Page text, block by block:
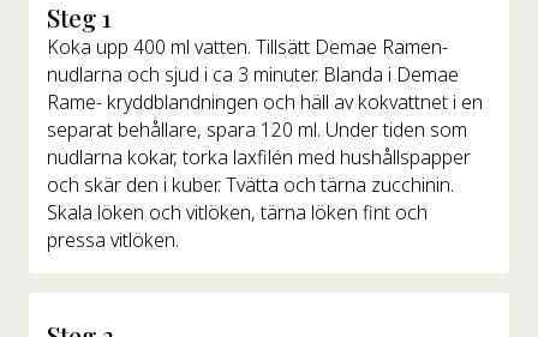
Steg 1
Koka upp 400 ml vatten. Tillsätt Demae Ramen-
nudlarna och sjud i ca 3 minuter. Blanda i Demae
Rame- kryddblandningen och häll av kokvattnet i en
separat behållare, spara 120 ml. Under tiden som
nudlarna kokar, torka laxfilén med hushållspapper
och skär den i kuber. Tvätta och tärna zucchinin.
Skala löken och vitlöken, tärna löken fint och
pressa vitlöken.